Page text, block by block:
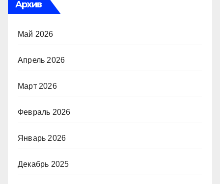
Архив
Май 2026
Апрель 2026
Март 2026
Февраль 2026
Январь 2026
Декабрь 2025